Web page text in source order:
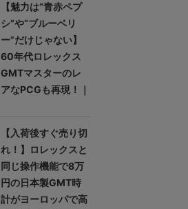
【魅力は“青赤ペプ
シ”や“ブルーベリ
ー”だけじゃない】
60年代ロレックス
GMTマスターのレ
アなPCGも再現！｜
【入荷後すぐ売り切
れ！】ロレックスと
同じ操作機能で8万
円の日本製GMT時
計がヨーロッパで高